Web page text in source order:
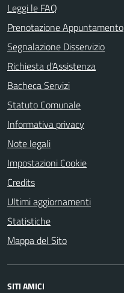
Leggi le FAQ
Prenotazione Appuntamento
Segnalazione Disservizio
Richiesta d'Assistenza
Bacheca Servizi
Statuto Comunale
Informativa privacy
Note legali
Impostazioni Cookie
Credits
Ultimi aggiornamenti
Statistiche
Mappa del Sito
SITI AMICI